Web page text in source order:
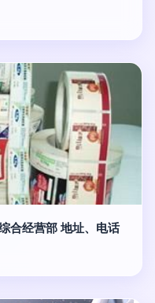
合经营部 地址、电话